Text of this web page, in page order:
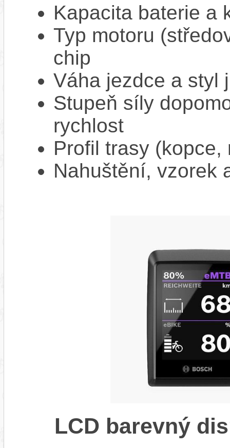
Kapacita baterie a
Typ motoru
chip
Váha jezdce a styl
Stupeň síly
rychlost
Profil trasy
Nahuštění, vzorek
LCD barevný